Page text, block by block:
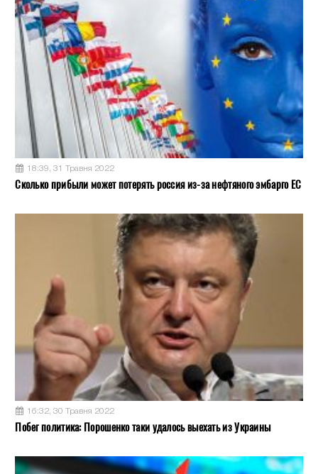
18:39, 31 Травня 2022
Сколько прибыли может потерять россия из-за нефтяного эмбарго ЕС
16:32, 30 Травня 2022
Побег политика: Порошенко таки удалось выехать из Украины